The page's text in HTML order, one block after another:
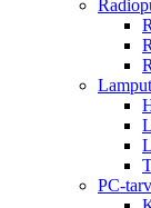
Lamput
PC-